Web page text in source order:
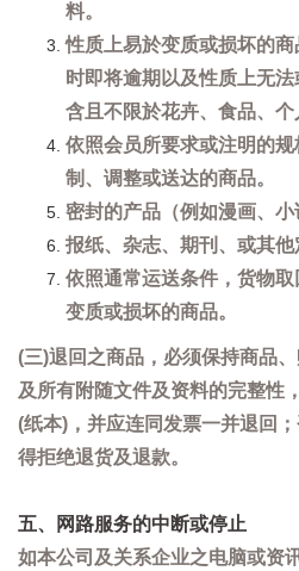
料。
性质上易於变质或损坏的
时即将逾期以及性质上无
含且不限於花卉、食品、个
依照会员所要求或注明的
制、调整或送达的商品。
密封的产品（例如漫画、小
报纸、杂志、期刊、或其他
依照通常运送条件，货物
变质或损坏的商品。
(三)退回之商品，必须保持商品
及所有附随文件及资料的完整性
(纸本)，并应连同发票一并退回
得拒绝退货及退款。
五、网路服务的中断或停止
如本公司及关系企业之电脑或资